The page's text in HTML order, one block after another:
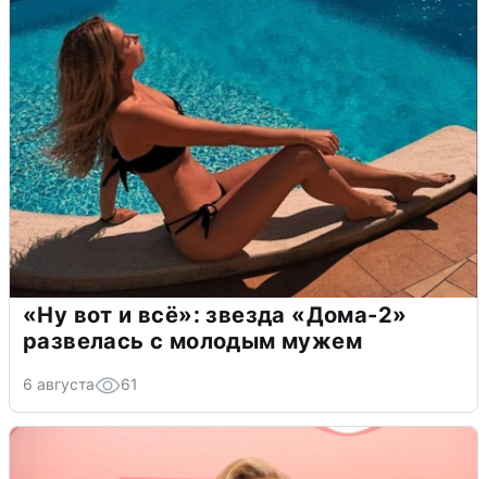
«Ну вот и всё»: звезда «Дома-2»
развелась с молодым мужем
6 августа 61